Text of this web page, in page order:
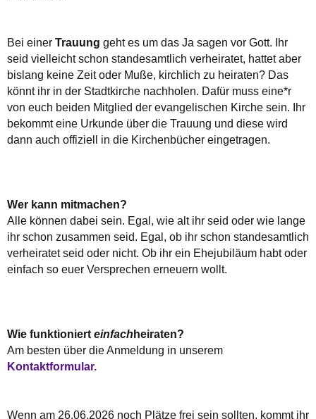
Bei einer Trauung geht es um das Ja sagen vor Gott. Ihr
seid vielleicht schon standesamtlich verheiratet, hattet aber
bislang keine Zeit oder Muße, kirchlich zu heiraten? Das
könnt ihr in der Stadtkirche nachholen. Dafür muss eine*r
von euch beiden Mitglied der evangelischen Kirche sein. Ihr
bekommt eine Urkunde über die Trauung und diese wird
dann auch offiziell in die Kirchenbücher eingetragen.
Wer kann mitmachen?
Alle können dabei sein. Egal, wie alt ihr seid oder wie lange
ihr schon zusammen seid. Egal, ob ihr schon standesamtlich
verheiratet seid oder nicht. Ob ihr ein Ehejubiläum habt oder
einfach so euer Versprechen erneuern wollt.
Wie funktioniert einfach heiraten?
Am besten über die Anmeldung in unserem
Kontaktformular.
Wenn am 26.06.2026 noch Plätze frei sein sollten, kommt ihr